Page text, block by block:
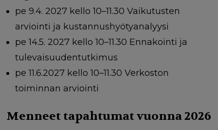
pe 9.4. 2027 kello 10–11.30 Vaikutusten
arviointi ja kustannushyötyanalyysi
pe 14.5. 2027 kello 10–11.30 Ennakointi ja
tulevaisuudentutkimus
pe 11.6.2027 kello 10–11.30 Verkoston
toiminnan arviointi
Menneet tapahtumat vuonna 2026